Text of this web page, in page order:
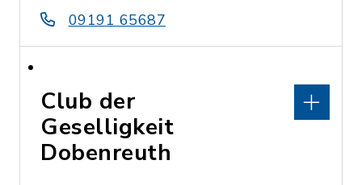
09191 65687
Club der
Geselligkeit
Dobenreuth